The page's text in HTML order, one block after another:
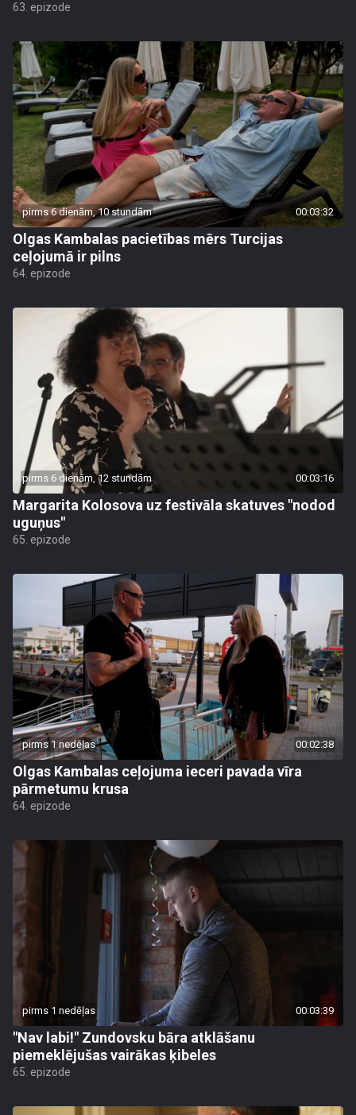
63. epizode
pirms 6 dienām, 10 stundām 00:03:32
Olgas Kambalas pacietības mērs Turcijas
ceļojumā ir pilns
64. epizode
pirms 6 dienām, 12 stundām 00:03:16
Margarita Kolosova uz festivāla skatuves "nodod
uguņus"
65. epizode
pirms 1 nedēļas 00:02:38
Olgas Kambalas ceļojuma ieceri pavada vīra
pārmetumu krusa
64. epizode
pirms 1 nedēļas 00:03:39
"Nav labi!" Zundovsku bāra atklāšanu
piemeklējušas vairākas ķibeles
65. epizode